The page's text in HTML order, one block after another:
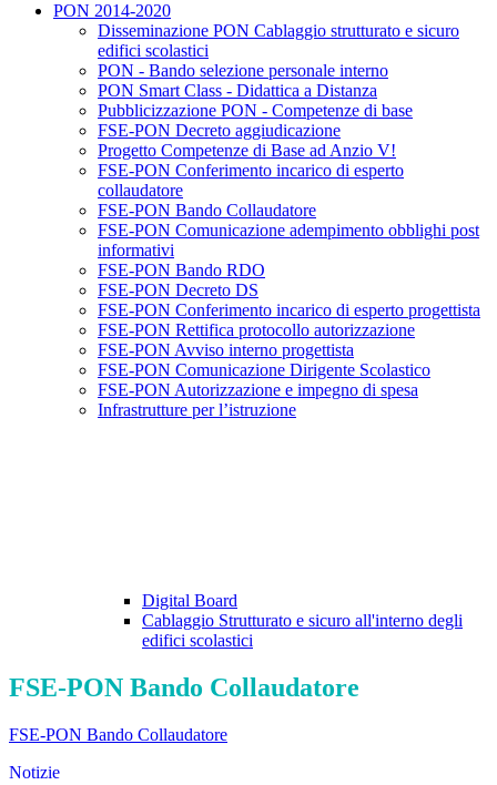
PON 2014-2020
Disseminazione PON Cablaggio strutturato e sicuro
edifici scolastici
PON - Bando selezione personale interno
PON Smart Class - Didattica a Distanza
Pubblicizzazione PON - Competenze di base
FSE-PON Decreto aggiudicazione
Progetto Competenze di Base ad Anzio V!
FSE-PON Conferimento incarico di esperto
collaudatore
FSE-PON Bando Collaudatore
FSE-PON Comunicazione adempimento obblighi post
informativi
FSE-PON Bando RDO
FSE-PON Decreto DS
FSE-PON Conferimento incarico di esperto progettista
FSE-PON Rettifica protocollo autorizzazione
FSE-PON Avviso interno progettista
FSE-PON Comunicazione Dirigente Scolastico
FSE-PON Autorizzazione e impegno di spesa
Infrastrutture per l’istruzione
Digital Board
Cablaggio Strutturato e sicuro all'interno degli
edifici scolastici
FSE-PON Bando Collaudatore
FSE-PON Bando Collaudatore
Notizie